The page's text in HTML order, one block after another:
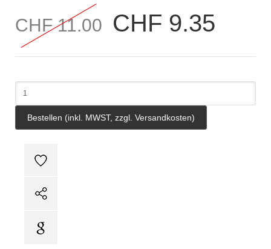
CHF 11.00 CHF 9.35